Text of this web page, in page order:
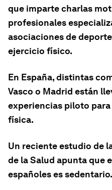
que imparte charlas
profesionales
asociaciones de
ejercicio físico.
En España, distintas
Vasco o Madrid están
experiencias piloto
física.
Un reciente estudio de
de la Salud apunta que
españoles es sedentario.